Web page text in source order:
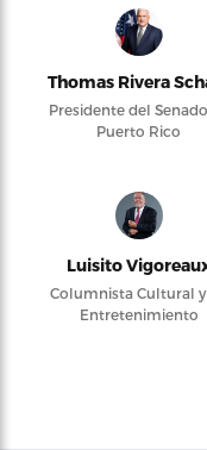
Thomas Rivera
Presidente del
Puerto Rico
Luisito
Columnista Cultural
Entretenimiento